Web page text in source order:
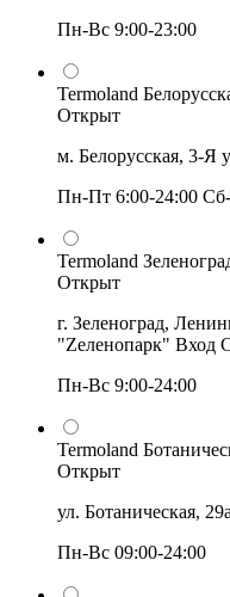
Пн-Вс 9:00-23:00
Termoland
Открыт
м. Белорусская, 3-Я
Пн-Пт 6:00-24:00
Termoland
Открыт
г. Зеленоград,
"Zеленопарк" Вход
Пн-Вс 9:00-24:00
Termoland
Открыт
ул. Ботаническая,
Пн-Вс 09:00-24:00